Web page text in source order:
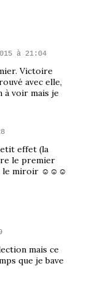
à 21:04
Victoire
avec elle,
à voir mais je
effet (la
le premier
le miroir ☺☺☺
mais ce
que je bave